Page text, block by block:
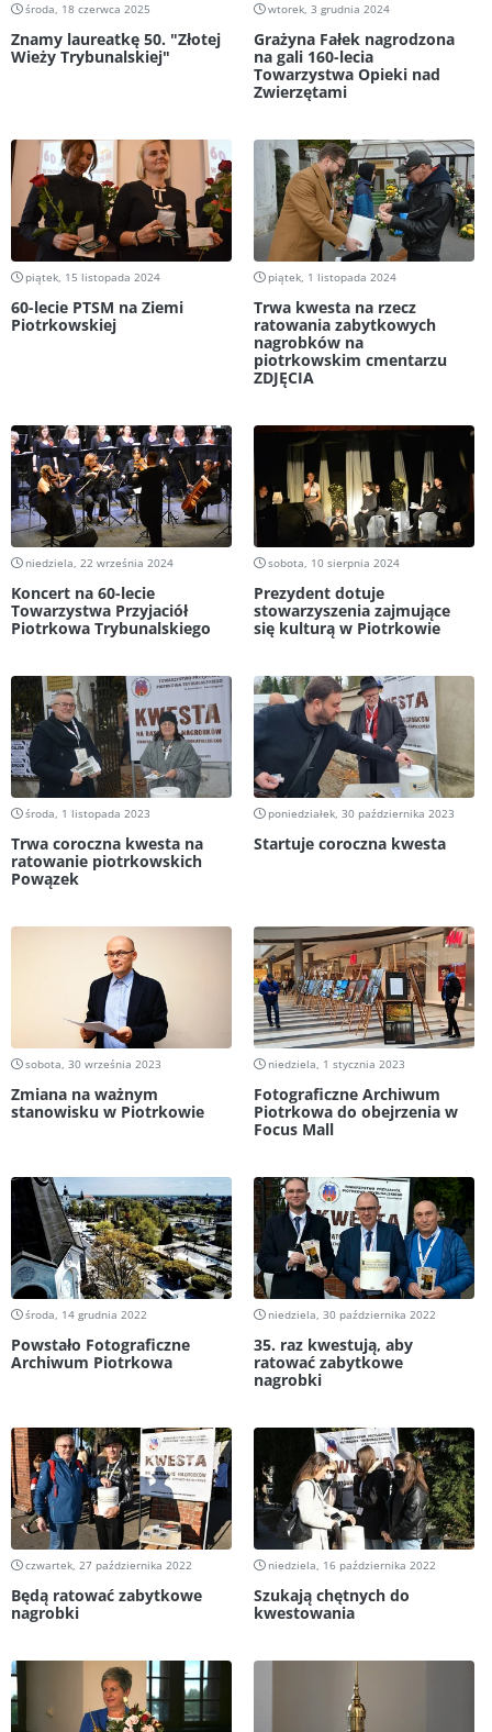
środa, 18 czerwca 2025
Znamy laureatkę 50. "Złotej
Wieży Trybunalskiej"
wtorek, 3 grudnia 2024
Grażyna Fałek nagrodzona
na gali 160-lecia
Towarzystwa Opieki nad
Zwierzętami
piątek, 15 listopada 2024
60-lecie PTSM na Ziemi
Piotrkowskiej
piątek, 1 listopada 2024
Trwa kwesta na rzecz
ratowania zabytkowych
nagrobków na
piotrkowskim cmentarzu
ZDJĘCIA
niedziela, 22 września 2024
Koncert na 60-lecie
Towarzystwa Przyjaciół
Piotrkowa Trybunalskiego
sobota, 10 sierpnia 2024
Prezydent dotuje
stowarzyszenia zajmujące
się kulturą w Piotrkowie
środa, 1 listopada 2023
Trwa coroczna kwesta na
ratowanie piotrkowskich
Powązek
poniedziałek, 30 października 2023
Startuje coroczna kwesta
sobota, 30 września 2023
Zmiana na ważnym
stanowisku w Piotrkowie
niedziela, 1 stycznia 2023
Fotograficzne Archiwum
Piotrkowa do obejrzenia w
Focus Mall
środa, 14 grudnia 2022
Powstało Fotograficzne
Archiwum Piotrkowa
niedziela, 30 października 2022
35. raz kwestują, aby
ratować zabytkowe
nagrobki
czwartek, 27 października 2022
Będą ratować zabytkowe
nagrobki
niedziela, 16 października 2022
Szukają chętnych do
kwestowania